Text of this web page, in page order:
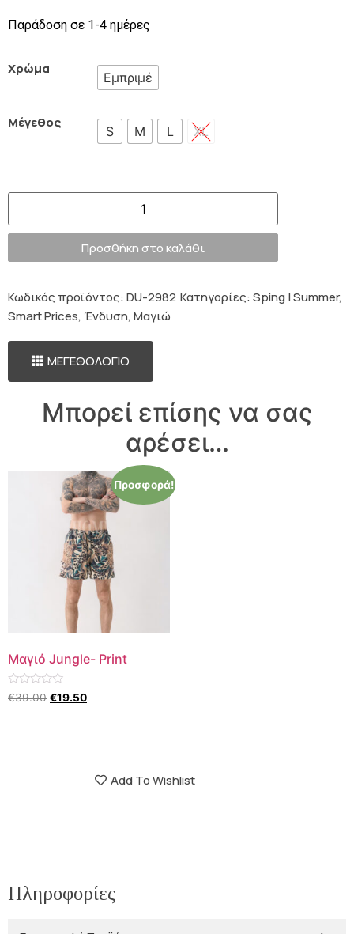
Παράδοση σε 1-4 ημέρες
Χρώμα
Εμπριμέ
Μέγεθος
S M L XL
Προσθήκη στο καλάθι
Κωδικός προϊόντος:DU-2982 Κατηγορίες:Sping | Summer,
Smart Prices, Ένδυση,Μαγιώ
ΜΕΓΕΘΟΛΟΓΙΟ
Μπορεί επίσης να σας
αρέσει…
Προσφορά!
Μαγιό Jungle- Print
Βαθμολογήθηκε
με
€39.00 €19.50
Add To Wishlist
Πληροφορίες